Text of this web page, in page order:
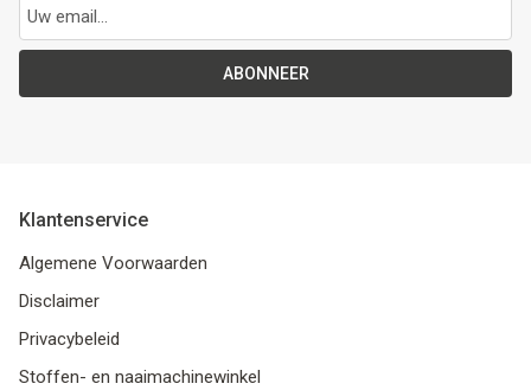
ABONNEER
Klantenservice
Algemene Voorwaarden
Disclaimer
Privacybeleid
Stoffen- en naaimachinewinkel